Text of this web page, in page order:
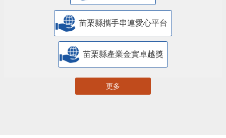
苗栗縣攜手串連愛心平台
苗栗縣產業金實卓越獎
更多